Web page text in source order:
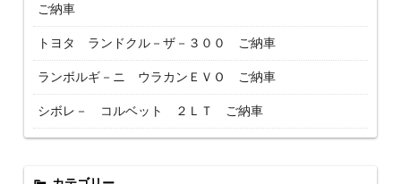
ご納車
トヨタ ランドクル－ザ－３００ ご納車
ランボルギ－ニ ウラカンＥＶＯ ご納車
シボレ－ コルベット ２ＬＴ ご納車